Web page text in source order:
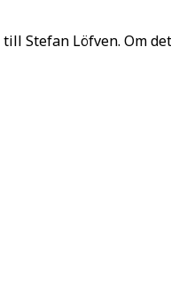
Stefan Löfven. Om